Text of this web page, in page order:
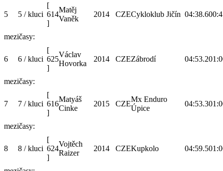
5 5 / kluci
[
614
]
Matěj
Vaněk
2014 CZECykloklub Jičín 04:38.6
mezičasy:
6 6 / kluci
[
625
]
Václav
Hovorka
2014 CZEZábrodí 04:53.2
mezičasy:
7 7 / kluci
[
616
]
Matyáš
Cinke
2015 CZE
Mx Enduro
Úpice
04:53.3
mezičasy:
8 8 / kluci
[
624
]
Vojtěch
Raizer
2014 CZEKupkolo 04:59.5